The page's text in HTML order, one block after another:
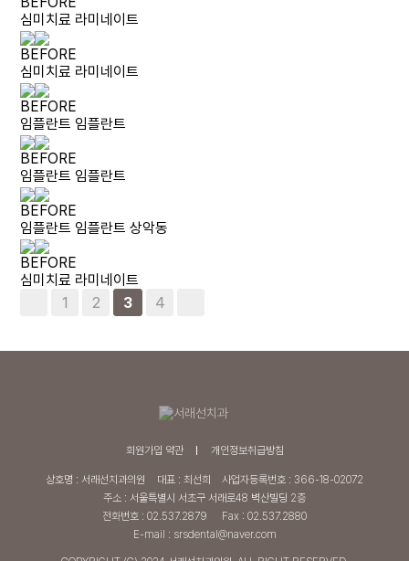
심미치료 라미네이트
BEFORE
심미치료 라미네이트
BEFORE
임플란트 임플란트
BEFORE
임플란트 임플란트
BEFORE
임플란트 임플란트 상악동
BEFORE
심미치료 라미네이트
1 2 3 4
회원가입 약관 개인정보취급방침
상호명 : 서래선치과의원 대표 : 최선희
사업자등록번호 : 366-18-02072
주소 : 서울특별시 서초구 서래로48 벽산빌딩 2층
전화번호 : 02.537.2879
Fax : 02.537.2880
E-mail : srsdental@naver.com